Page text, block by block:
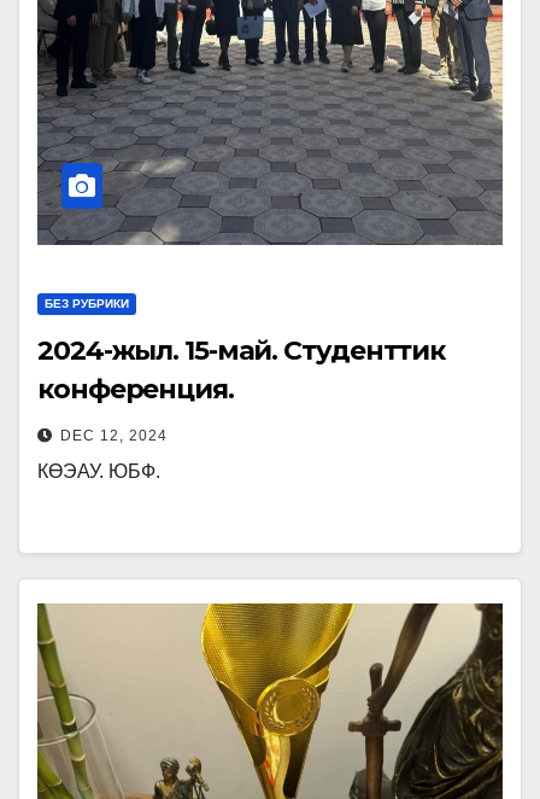
БЕЗ РУБРИКИ
2024-жыл. 15-май. Студенттик
конференция.
DEC 12, 2024
КӨЭАУ. ЮБФ.